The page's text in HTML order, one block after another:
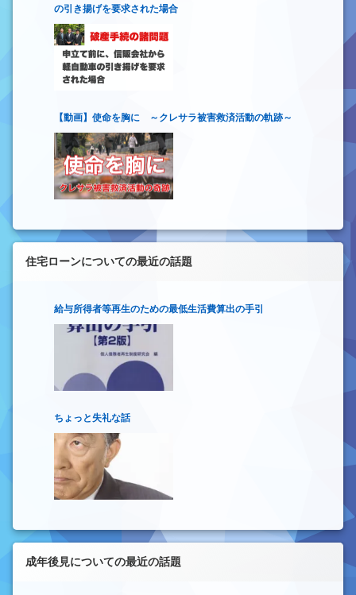
の引き揚げを要求された場合
【動画】使命を胸に ～クレサラ被害救済活動の軌跡～
住宅ローンについての最近の話題
給与所得者等再生のための最低生活費算出の手引
ちょっと失礼な話
成年後見についての最近の話題